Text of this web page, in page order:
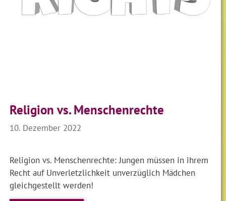
Religion vs. Menschenrechte
10. Dezember 2022
Religion vs. Menschenrechte: Jungen müssen in ihrem
Recht auf Unverletzlichkeit unverzüglich Mädchen
gleichgestellt werden!